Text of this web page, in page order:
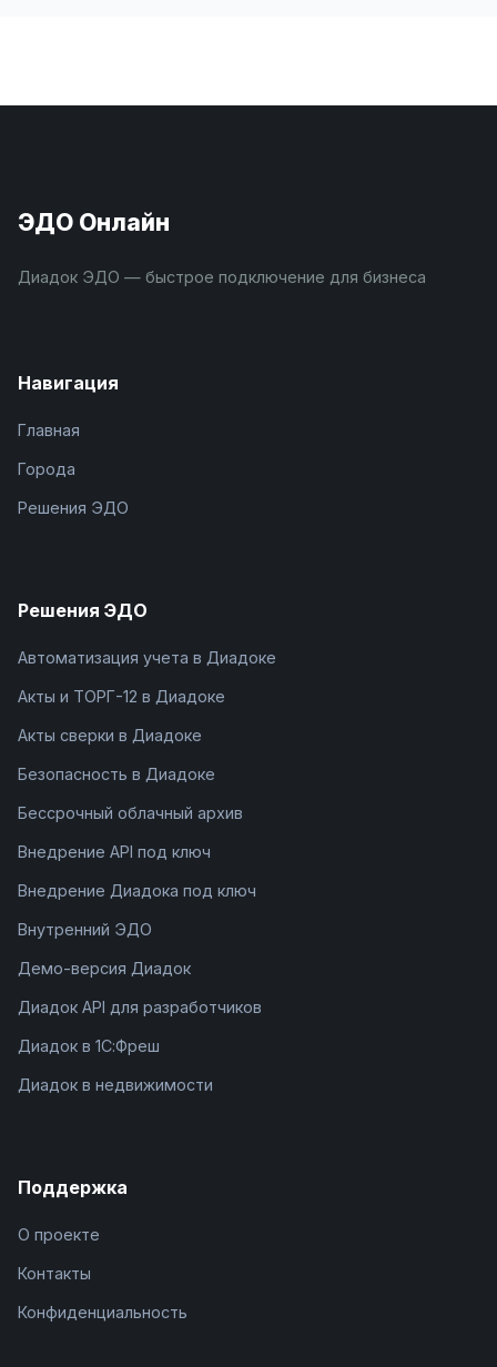
ЭДО Онлайн
Диадок ЭДО — быстрое подключение для бизнеса
Навигация
Главная
Города
Решения ЭДО
Решения ЭДО
Автоматизация учета в Диадоке
Акты и ТОРГ-12 в Диадоке
Акты сверки в Диадоке
Безопасность в Диадоке
Бессрочный облачный архив
Внедрение API под ключ
Внедрение Диадока под ключ
Внутренний ЭДО
Демо-версия Диадок
Диадок API для разработчиков
Диадок в 1С:Фреш
Диадок в недвижимости
Поддержка
О проекте
Контакты
Конфиденциальность